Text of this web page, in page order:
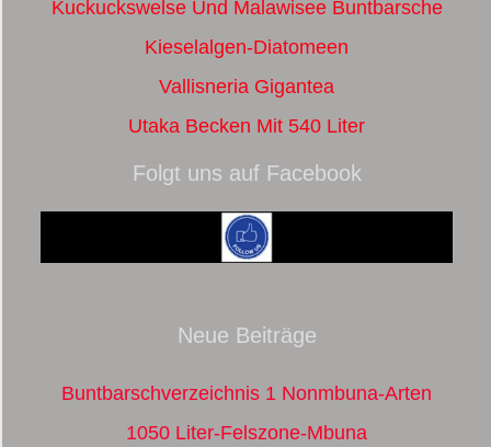
Kuckuckswelse Und Malawisee Buntbarsche
Kieselalgen-Diatomeen
Vallisneria Gigantea
Utaka Becken Mit 540 Liter
Folgt uns auf Facebook
Neue Beiträge
Buntbarschverzeichnis 1 Nonmbuna-Arten
1050 Liter-Felszone-Mbuna